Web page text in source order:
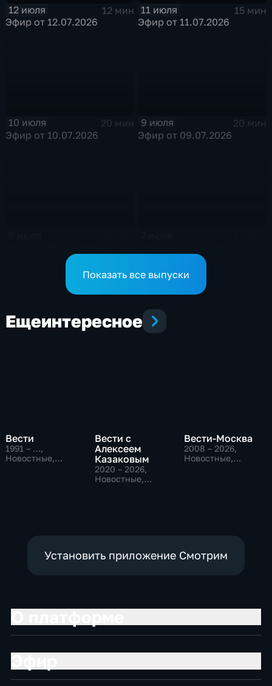
12 июля
12 мин
Эфир от 12.07.2026
11 июля
15 мин
Эфир от 11.07.2026
10 июля
20 мин
Эфир от 10.07.2026
9 июля
20 мин
Эфир от 09.07.2026
Показать все выпуски
Ещеинтересное
Вести
1991 – …,
Новостные,
Вести с
Алексеем
Казаковым
2020 – 2026,
Новостные,
Вести-Москва
2008 – 2026,
Новостные,
Установить приложение Смотрим